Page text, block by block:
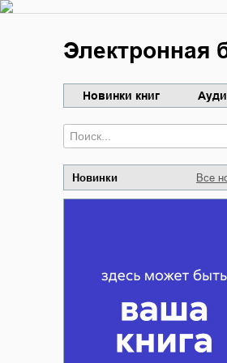
Электронная
Новинки книг
Новинки Все